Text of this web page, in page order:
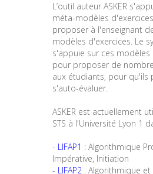
L’outil auteur ASKER
méta-modèles
proposer à l'enseignant
modèles d'exercices. Le
s'appuie sur ces modèles
pour proposer de
aux étudiants, pour qu'ils
s'auto-évaluer.
ASKER est actuellement
STS à l'Université Lyon 1
- LIFAP1 : Algorithmique
Impérative, Initiation
- LIFAP2 : Algorithmique et